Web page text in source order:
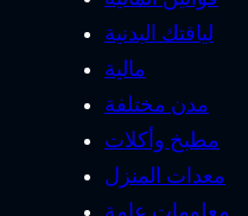
لياقتك البدنية
مالية
مدن مختلفة
مطبخ وأكلات
معدات المنزل
معلومات عامة